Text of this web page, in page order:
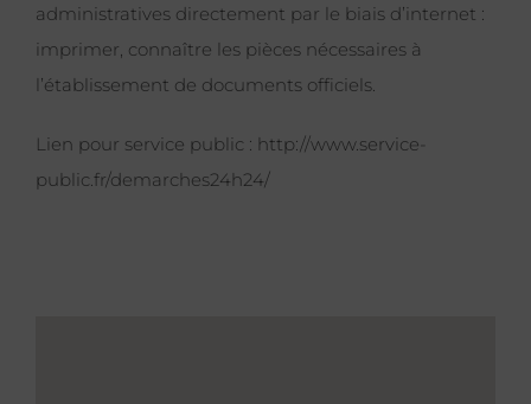
administratives directement par le biais d’internet :
imprimer, connaître les pièces nécessaires à
l’établissement de documents officiels.
Lien pour service public : http://www.service-
public.fr/demarches24h24/